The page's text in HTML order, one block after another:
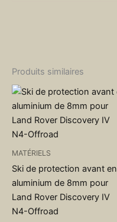
Produits similaires
MATÉRIELS
Ski de protection avant en
aluminium de 8mm pour
Land Rover Discovery IV
N4-Offroad